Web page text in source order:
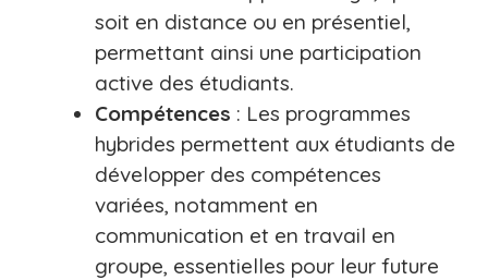
soit en distance ou en présentiel,
permettant ainsi une participation
active des étudiants.
Compétences : Les programmes
hybrides permettent aux étudiants de
développer des compétences
variées, notamment en
communication et en travail en
groupe, essentielles pour leur future